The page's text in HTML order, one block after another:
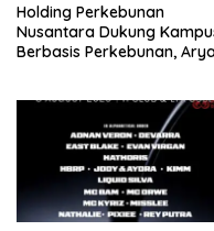
Holding Perkebunan
Nusantara Dukung
Berbasis Perkebunan,
Pertama Magister ITSI